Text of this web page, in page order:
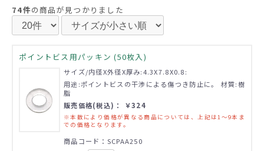
74件の商品が見つかりました
ポイントビス用パッキン (50枚入)
サイズ/内径X外径X厚み:4.3X7.8X0.8:
用途:ポイントビスの干渉による傷つき防止に。 材質:樹
脂
販売価格(税込)： ￥324
※本数により価格が異なる商品については、上記は1～9本ま
での価格となります。
商品コード：SCPAA250